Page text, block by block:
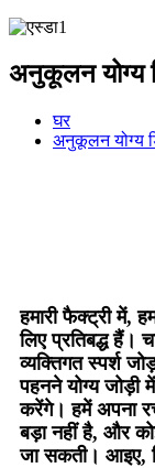
अनुकूलन योग्य
घर
अनुकूलन योग्य
हमारी फैक्ट्री में,
लिए प्रतिबद्ध हैं।
व्यक्तिगत स्पर्श
पहनने योग्य जोड़ी
करेंगे। हमें अपना
बड़ा नहीं है, और
जा सकती। आइए,